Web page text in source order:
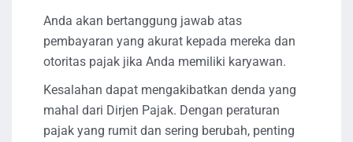
Anda akan bertanggung jawab atas
pembayaran yang akurat kepada mereka dan
otoritas pajak jika Anda memiliki karyawan.
Kesalahan dapat mengakibatkan denda yang
mahal dari Dirjen Pajak. Dengan peraturan
pajak yang rumit dan sering berubah, penting